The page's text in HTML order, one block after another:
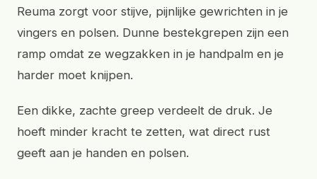
Reuma zorgt voor stijve, pijnlijke gewrichten in je
vingers en polsen. Dunne bestekgrepen zijn een
ramp omdat ze wegzakken in je handpalm en je
harder moet knijpen.
Een dikke, zachte greep verdeelt de druk. Je
hoeft minder kracht te zetten, wat direct rust
geeft aan je handen en polsen.